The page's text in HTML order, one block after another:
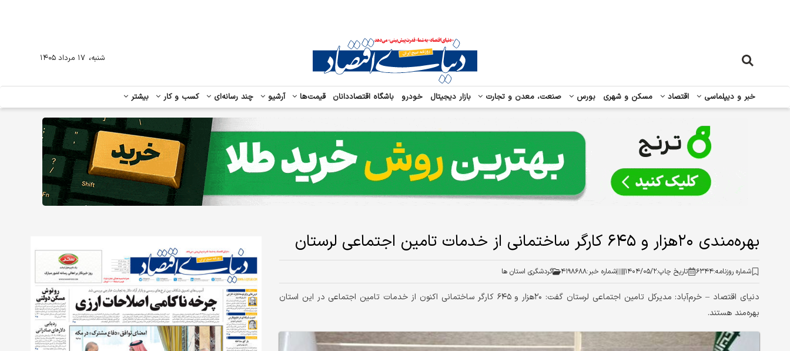
خبر و دیپلماسی اقتصاد مسکن و شهری بورس صنعت، معدن و تجارت بازار دیجیتال خودرو باشگاه اقتصاددانان قیمت‌ها آرشیو چند رسانه‌ای کسب و کار بیشتر
شنبه، ۱۷ مرداد ۱۴۰۵
بهره‌‌‌مندی ۲۰هزار و ۶۴۵ کارگر ساختمانی از خدمات تامین اجتماعی لرستان
شماره روزنامه:۶۳۴۴ تاریخ چاپ:۱۴۰۴/۰۵/۲ شماره خبر:۴۱۹۸۶۸۸ گردشگری استان ها
دنیای اقتصاد – خرم‌‌‌آباد: مدیرکل تامین اجتماعی لرستان گفت: ۲۰‌هزار و ۶۴۵ کارگر ساختمانی اکنون از خدمات تامین اجتماعی در این استان
بهره‌‌‌مند هستند.